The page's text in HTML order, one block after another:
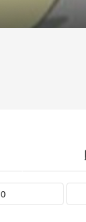
0